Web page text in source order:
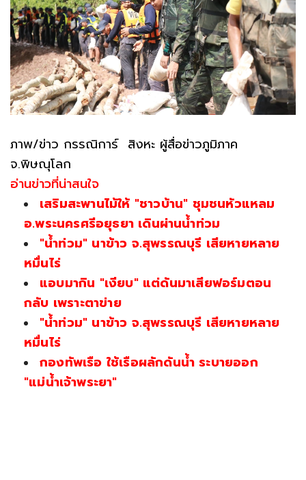
ภาพ/ข่าว กรรณิการ์ สิงหะ ผู้สื่อข่าวภูมิภาค
จ.พิษณุโลก
อ่านข่าวที่น่าสนใจ
เสริมสะพานไม้ให้ "ชาวบ้าน" ชุมชนหัวแหลม
อ.พระนครศรีอยุธยา เดินผ่านน้ำท่วม
"น้ำท่วม" นาข้าว จ.สุพรรณบุรี เสียหายหลาย
หมื่นไร่
แอบมากิน "เงียบ" แต่ดันมาเสียฟอร์มตอน
กลับ เพราะตาข่าย
"น้ำท่วม" นาข้าว จ.สุพรรณบุรี เสียหายหลาย
หมื่นไร่
กองทัพเรือ ใช้เรือผลักดันน้ำ ระบายออก
"แม่น้ำเจ้าพระยา"